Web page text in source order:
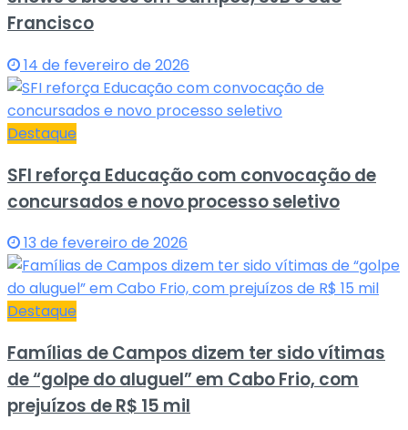
Francisco
14 de fevereiro de 2026
Destaque
SFI reforça Educação com convocação de
concursados e novo processo seletivo
13 de fevereiro de 2026
Destaque
Famílias de Campos dizem ter sido vítimas
de “golpe do aluguel” em Cabo Frio, com
prejuízos de R$ 15 mil